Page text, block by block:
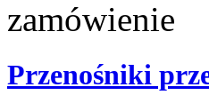
Przenośniki